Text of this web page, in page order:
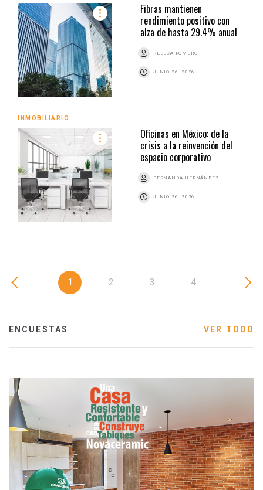
Fibras mantienen
rendimiento positivo con
alza de hasta 29.4% anual
REBECA ROMERO
JUNIO 26, 2026
INMOBILIARIO
Oficinas en México: de la
crisis a la reinvención del
espacio corporativo
FERNANDA HERNÁNDEZ
JUNIO 26, 2026
1 2 3 4
ENCUESTAS VER TODO